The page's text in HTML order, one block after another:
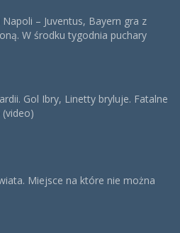
– Juventus, Bayern gra z
W środku tygodnia puchary
Gol Ibry, Linetty bryluje. Fatalne
Miejsce na które nie można